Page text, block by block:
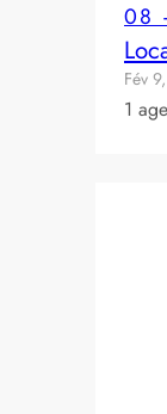
08
Fév
1